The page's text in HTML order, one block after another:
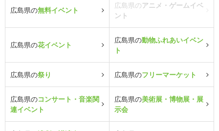
広島県の無料イベント
広島県のアニメ・ゲームイベ
ント
広島県の花イベント
広島県の動物ふれあいイベン
ト
広島県の祭り 広島県のフリーマーケット
広島県のコンサート・音楽関
連イベント
広島県の美術展・博物展・展
示会